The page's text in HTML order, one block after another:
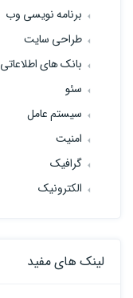
برنامه نویسی وب
طراحی سایت
بانک های اطلاعاتی
سئو
سیستم عامل
امنیت
گرافیک
الکترونیک
لینک های مفید